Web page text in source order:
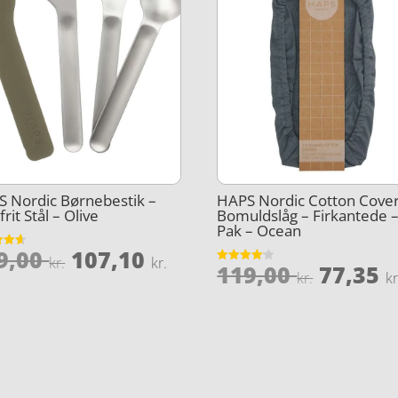
Nordic Børnebestik –
Stål – Olive
kr. Den
107,10 kr.
aktuelle
HAPS Nordic Cotton
Bomuldslåg – Firkantede
Pak – Ocean
Vurderet
119,00kr. Den
77,35